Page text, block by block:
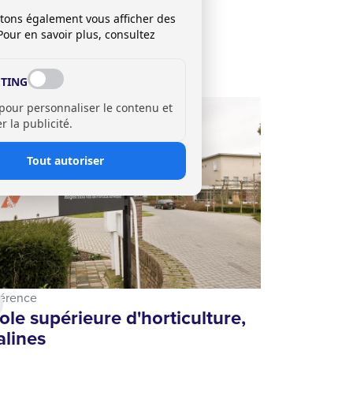
supérieure d'horticulture,
également vous afficher des
en savoir plus, consultez
personnaliser le contenu et
la publicité.
Tout autoriser